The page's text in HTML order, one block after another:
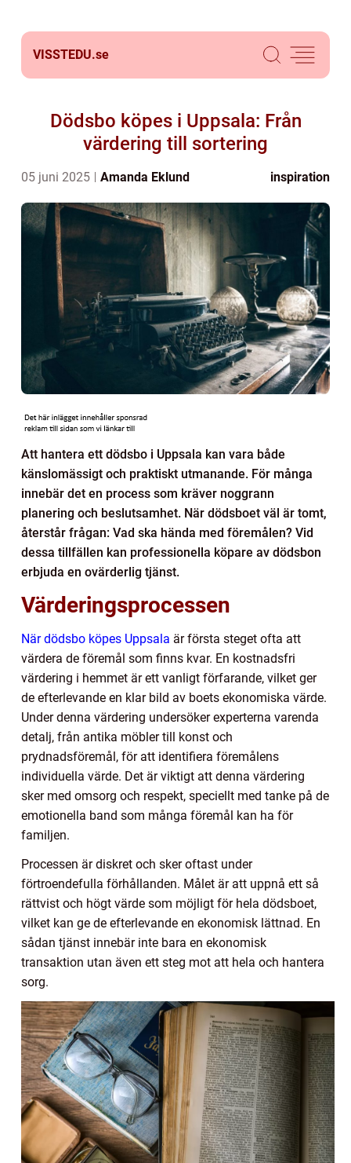
VISSTEDU.se
Dödsbo köpes i Uppsala: Från
värdering till sortering
05 juni 2025 Amanda Eklund inspiration
Att hantera ett dödsbo i Uppsala kan vara både
känslomässigt och praktiskt utmanande. För många
innebär det en process som kräver noggrann
planering och beslutsamhet. När dödsboet väl är tomt,
återstår frågan: Vad ska hända med föremålen? Vid
dessa tillfällen kan professionella köpare av dödsbon
erbjuda en ovärderlig tjänst.
Värderingsprocessen
När dödsbo köpes Uppsala är första steget ofta att
värdera de föremål som finns kvar. En kostnadsfri
värdering i hemmet är ett vanligt förfarande, vilket ger
de efterlevande en klar bild av boets ekonomiska värde.
Under denna värdering undersöker experterna varenda
detalj, från antika möbler till konst och
prydnadsföremål, för att identifiera föremålens
individuella värde. Det är viktigt att denna värdering
sker med omsorg och respekt, speciellt med tanke på de
emotionella band som många föremål kan ha för
familjen.
Processen är diskret och sker oftast under
förtroendefulla förhållanden. Målet är att uppnå ett så
rättvist och högt värde som möjligt för hela dödsboet,
vilket kan ge de efterlevande en ekonomisk lättnad. En
sådan tjänst innebär inte bara en ekonomisk
transaktion utan även ett steg mot att hela och hantera
sorg.